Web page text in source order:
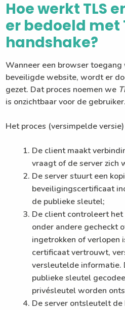
Hoe werkt TLS
er bedoeld met
handshake?
Wanneer een browser
beveiligde website, wordt er
gezet. Dat proces noemen we
is onzichtbaar voor de gebruiker.
Het proces (versimpelde
De client maakt
vraagt of de server zich
De server stuurt een
beveiligingscertificaat
de publieke sleutel;
De client controleert
onder andere gecheckt
ingetrokken of verlopen
certificaat vertrouwt,
versleutelde informatie.
publieke sleutel
privésleutel worden
De server ontsleutelt